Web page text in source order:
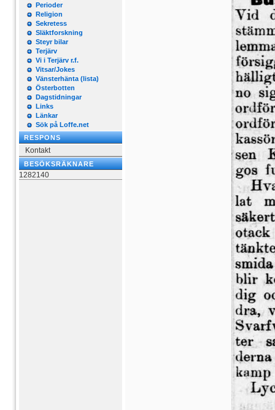
Perioder
Religion
Sekretess
Släktforskning
Steyr bilar
Terjärv
Vi i Terjärv r.f.
Vitsar/Jokes
Vänsterhänta (lista)
Österbotten
Dagstidningar
Links
Länkar
Sök på Loffe.net
RESPONS
Kontakt
BESÖKSRÄKNARE
1282140